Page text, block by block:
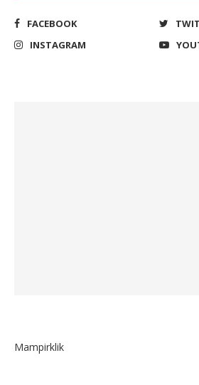
FACEBOOK
INSTAGRAM
Mampirklik